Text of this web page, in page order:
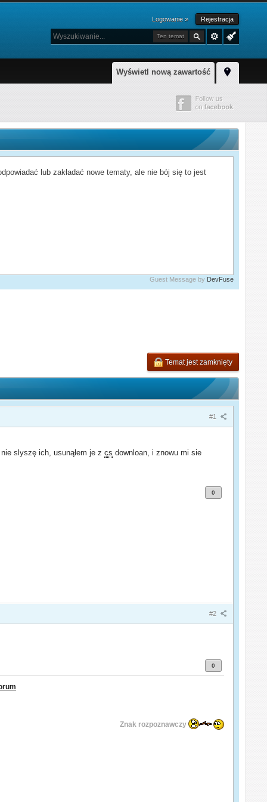
Logowanie » Rejestracja
Ten temat
Wyświetl nową zawartość
lub zakładać nowe tematy, ale nie bój się to jest
Guest Message by DevFuse
Temat jest zamknięty
#1
slyszę ich, usunąłem je zcs downloan, i znowu mi sie
0
#2
0
Znak rozpoznawczy